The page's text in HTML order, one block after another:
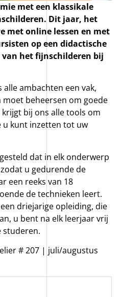
met een klassikale
Dit jaar, het
met online lessen en met
op een didactische
het fijnschilderen bij
ambachten een vak,
beheersen om goede
bij ons alle tools om
u kunt inzetten tot uw
dat in elk onderwerp
u gedurende de
een reeks van 18
de technieken leert.
driejarige opleiding, die
u bent na elk leerjaar vrij
studeren.
# 207 | juli/augustus